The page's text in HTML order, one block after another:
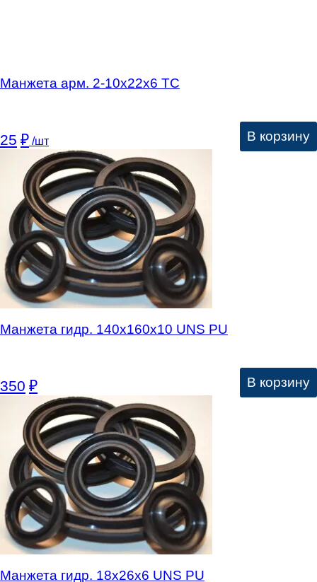
Манжета арм. 2-10х22х6 ТC
25 ₽ /шт В корзину
Манжета гидр. 140х160х10 UNS PU
350 ₽ В корзину
Манжета гидр. 18х26х6 UNS PU